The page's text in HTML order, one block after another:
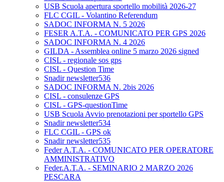
USB Scuola apertura sportello mobilità 2026-27
FLC CGIL - Volantino Referendum
SADOC INFORMA N. 5 2026
FESER A.T.A. - COMUNICATO PER GPS 2026
SADOC INFORMA N. 4 2026
GILDA - Assemblea online 5 marzo 2026 signed
CISL - regionale sos gps
CISL - Question Time
Snadir newsletter536
SADOC INFORMA N. 2bis 2026
CISL - consulenze GPS
CISL - GPS-questionTime
USB Scuola Avvio prenotazioni per sportello GPS
Snadir newsletter534
FLC CGIL - GPS ok
Snadir newsletter535
Feder A.T.A. - COMUNICATO PER OPERATORE
AMMINISTRATIVO
Feder.A.T.A. - SEMINARIO 2 MARZO 2026
PESCARA